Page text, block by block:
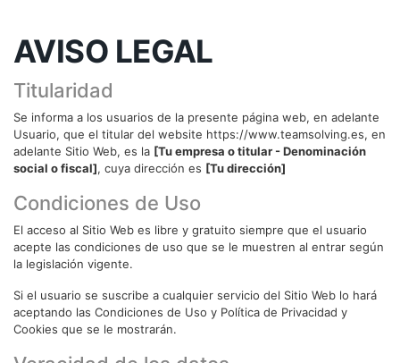
AVISO LEGAL
Titularidad
Se informa a los usuarios de la presente página web, en adelante
Usuario, que el titular del website https://www.teamsolving.es, en
adelante Sitio Web, es la [Tu empresa o titular - Denominación
social o fiscal], cuya dirección es [Tu dirección]
Condiciones de Uso
El acceso al Sitio Web es libre y gratuito siempre que el usuario
acepte las condiciones de uso que se le muestren al entrar según
la legislación vigente.
Si el usuario se suscribe a cualquier servicio del Sitio Web lo hará
aceptando las Condiciones de Uso y Política de Privacidad y
Cookies que se le mostrarán.